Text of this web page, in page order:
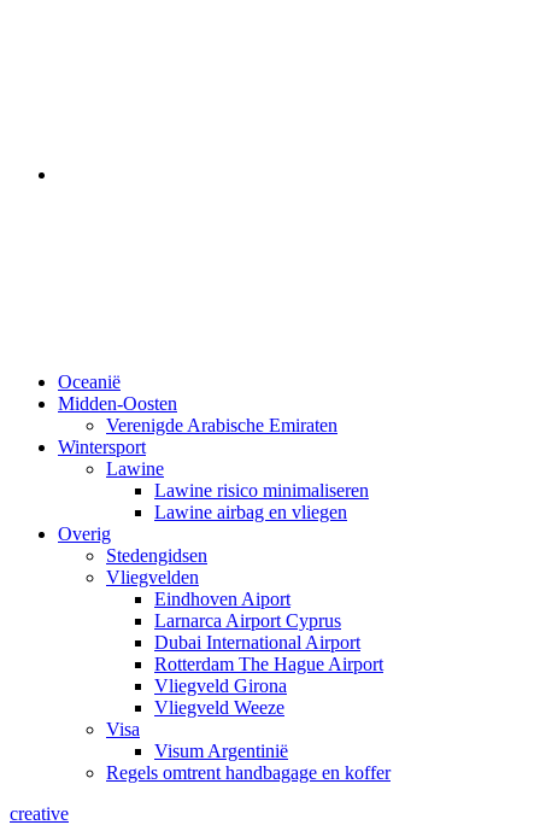
Oceanië
Midden-Oosten
Verenigde Arabische Emiraten
Wintersport
Lawine
Lawine risico minimaliseren
Lawine airbag en vliegen
Overig
Stedengidsen
Vliegvelden
Eindhoven Aiport
Larnarca Airport Cyprus
Dubai International Airport
Rotterdam The Hague Airport
Vliegveld Girona
Vliegveld Weeze
Visa
Visum Argentinië
Regels omtrent handbagage en koffer
creative